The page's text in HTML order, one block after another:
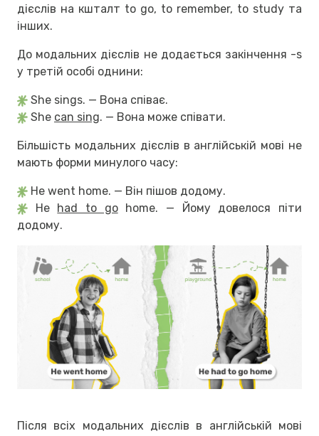
дієслів на кшталт to go, to remember, to study та
інших.
До модальних дієслів не додається закінчення -s
у третій особі однини:
She sings. — Вона співає.
She can sing. — Вона може співати.
Більшість модальних дієслів в англійській мові не
мають форми минулого часу:
He went home. — Він пішов додому.
He had to gohome. — Йому довелося піти
додому.
Після всіх модальних дієслів в англійській мові